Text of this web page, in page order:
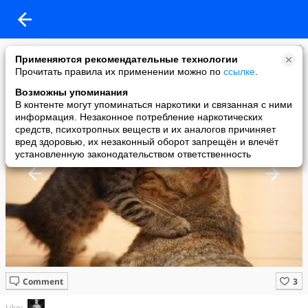
Применяются рекомендательные технологии
Прочитать правила их применении можно по ссылке
Возможны упоминания
В контенте могут упоминаться наркотики и связанная с ними
информация. Незаконное потребление наркотических
средств, психотропных веществ и их аналогов причиняет
вред здоровью, их незаконный оборот запрещён и влечёт
установленную законодательством ответственность
Жанара
added a photo
14 May в 06:57
Comment